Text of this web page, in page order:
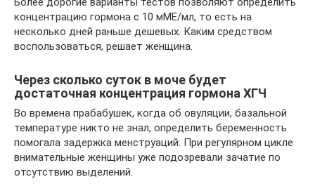
концентрацию гормона с 10 мМЕ/мл, то есть на
несколько дней раньше дешевых. Каким средством
воспользоваться, решает женщина.
Через сколько суток в моче будет
достаточная концентрация гормона ХГЧ
Во времена прабабушек, когда об овуляции, базальной
температуре никто не знал, определить беременность
помогала задержка менструаций. При регулярном цикле
внимательные женщины уже подозревали зачатие по
отсутствию выделений.